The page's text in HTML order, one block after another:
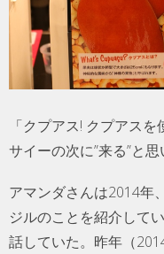
「クプアス! クプアス
サイーの次に”来る”と
アマンダさんは2014年
ジルのことを紹介して
話していた。昨年（